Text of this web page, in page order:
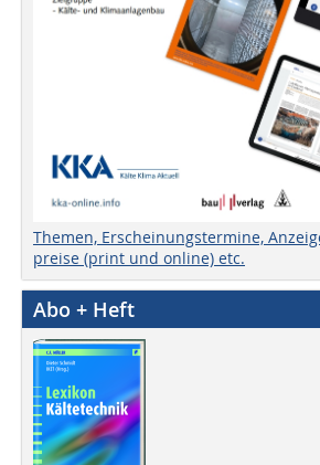
Themen, Erscheinungstermine,
preise (print und online) etc.
Abo + Heft